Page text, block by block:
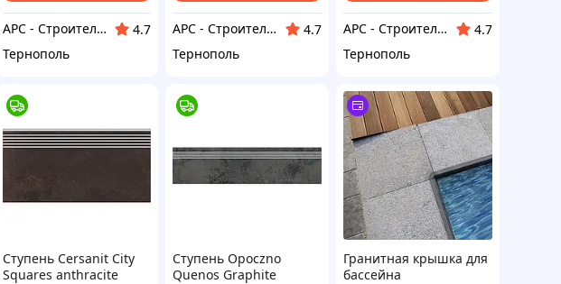
АРС - Строительный интернет-гипермаркет
4.7
Тернополь
АРС - Строительный интернет-гипермаркет
4.7
Тернополь
АРС - Строительный интернет-гипермаркет
4.7
Тернополь
Ступень Cersanit City
Squares anthracite
Ступень Opoczno
Quenos Graphite
Гранитная крышка для
бассейна